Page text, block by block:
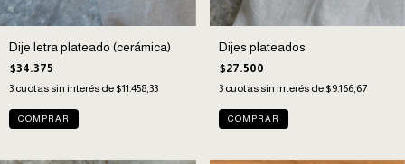
Dije letra plateado (cerámica)
$34.375
3 cuotas sin interés de $11.458,33
COMPRAR
Dijes plateados
$27.500
3 cuotas sin interés de $9.166,67
COMPRAR